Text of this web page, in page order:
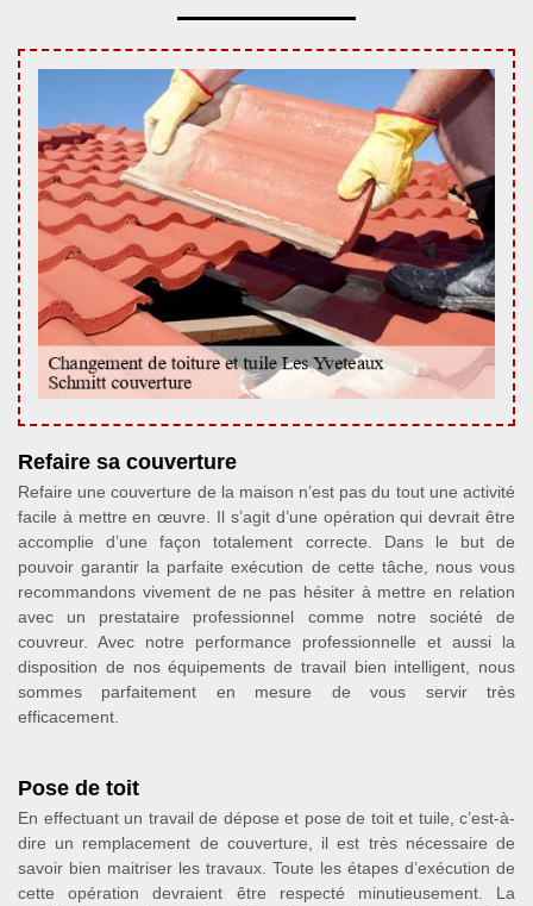
Refaire sa couverture
Refaire une couverture de la maison n’est pas du tout une activité
facile à mettre en œuvre. Il s’agit d’une opération qui devrait être
accomplie d’une façon totalement correcte. Dans le but de
pouvoir garantir la parfaite exécution de cette tâche, nous vous
recommandons vivement de ne pas hésiter à mettre en relation
avec un prestataire professionnel comme notre société de
couvreur. Avec notre performance professionnelle et aussi la
disposition de nos équipements de travail bien intelligent, nous
sommes parfaitement en mesure de vous servir très
efficacement.
Pose de toit
En effectuant un travail de dépose et pose de toit et tuile, c’est-à-
dire un remplacement de couverture, il est très nécessaire de
savoir bien maitriser les travaux. Toute les étapes d’exécution de
cette opération devraient être respecté minutieusement. La